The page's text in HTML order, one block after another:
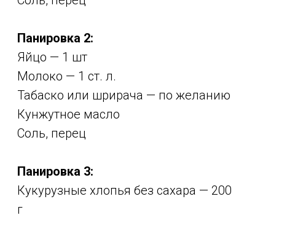
Панировка 2:
Яйцо — 1 шт
Молоко — 1 ст. л.
Табаско или шрирача — по желанию
Кунжутное масло
Соль, перец
Панировка 3:
Кукурузные хлопья без сахара — 200
г